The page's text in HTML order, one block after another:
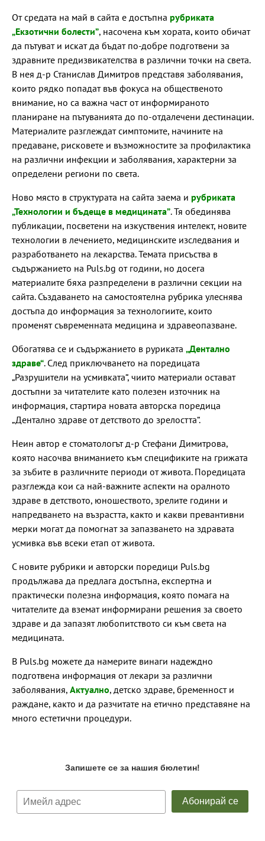
От средата на май в сайта е достъпна рубриката
„Екзотични болести”, насочена към хората, които обичат
да пътуват и искат да бъдат по-добре подготвени за
здравните предизвикателства в различни точки на света.
В нея д-р Станислав Димитров представя заболявания,
които рядко попадат във фокуса на общественото
внимание, но са важна част от информираното
планиране на пътуванията до по-отдалечени дестинации.
Материалите разглеждат симптомите, начините на
предаване, рисковете и възможностите за профилактика
на различни инфекции и заболявания, характерни за
определени региони по света.
Ново място в структурата на сайта заема и рубриката
„Технологии и бъдеще в медицината”. Тя обединява
публикации, посветени на изкуствения интелект, новите
технологии в лечението, медицинските изследвания и
разработването на лекарства. Темата присъства в
съдържанието на Puls.bg от години, но досега
материалите бяха разпределени в различни секции на
сайта. Създаването на самостоятелна рубрика улеснява
достъпа до информация за технологиите, които
променят съвременната медицина и здравеопазване.
Обогатява се и съдържанието в руриката „Дентално
здраве“. След приключването на поредицата
„Разрушители на усмивката“, чиито материали остават
достъпни за читателите като полезен източник на
информация, стартира новата авторска поредица
„Дентално здраве от детството до зрелостта“.
Неин автор е стоматологът д-р Стефани Димитрова,
която насочва вниманието към спецификите на грижата
за зъбите в различните периоди от живота. Поредицата
разглежда кои са най-важните аспекти на оралното
здраве в детството, юношеството, зрелите години и
напредването на възрастта, както и какви превантивни
мерки могат да помогнат за запазването на здравата
усмивка във всеки етап от живота.
С новите рубрики и авторски поредици Puls.bg
продължава да предлага достъпна, експертна и
практически полезна информация, която помага на
читателите да вземат информирани решения за своето
здраве и да запазят любопитството си към света на
медицината.
В Puls.bg можете да намерите винаги надеждно
подготвена информация от лекари за различни
заболявания, Актуално, детско здраве, бременност и
раждане, както и да разчитате на етично представяне на
много естетични процедури.